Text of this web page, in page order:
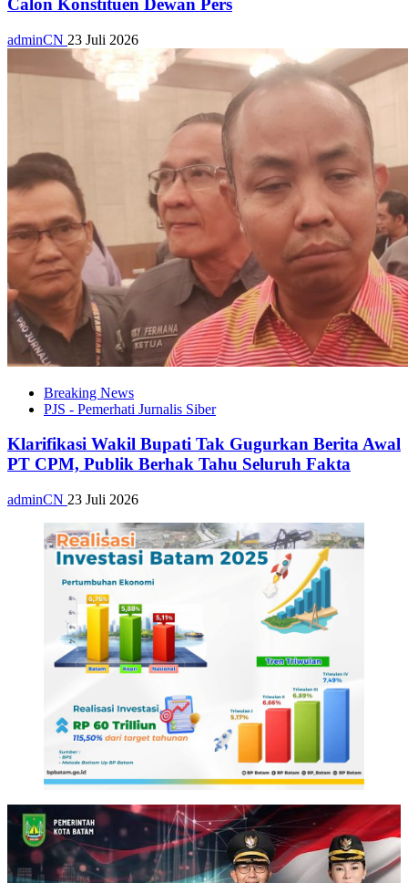
Calon Konstituen Dewan Pers
adminCN 23 Juli 2026
Breaking News
PJS - Pemerhati Jurnalis Siber
Klarifikasi Wakil Bupati Tak Gugurkan Berita Awal
PT CPM, Publik Berhak Tahu Seluruh Fakta
adminCN 23 Juli 2026